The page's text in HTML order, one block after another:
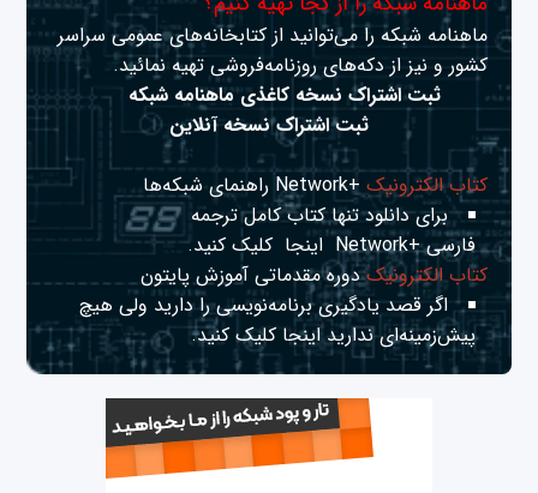
ماهنامه شبکه را می‌توانید از کتابخانه‌های عمومی سراسر
کشور و نیز از دکه‌های روزنامه‌فروشی تهیه نمائید.
ثبت اشتراک نسخه کاغذی ماهنامه شبکه
ثبت اشتراک نسخه آنلاین
کتاب الکترونیک+Network راهنمای شبکه‌ها
برای دانلود تنها کتاب کامل ترجمه
فارسی +Network
اینجا کلیک کنید.
کتاب الکترونیکدوره مقدماتی آموزش پایتون
اگر قصد یادگیری برنامه‌نویسی را دارید ولی هیچ
پیش‌زمینه‌ای نداریداینجا کلیک کنید.